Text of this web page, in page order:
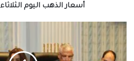
أسعار الذهب اليوم الثلاثاء ١٧ يونية ٢٠٢٥
وزيرة
التنمية
نسعي